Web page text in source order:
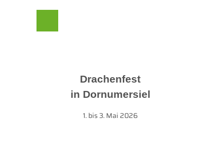
Drachenfest
in Dornumersiel
1. bis 3. Mai 2026